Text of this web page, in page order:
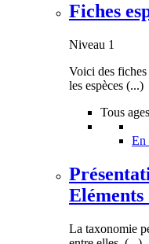
Fiches
Niveau 1
Voici des fiches
les espèces (...)
Tous ages
En
Eléments
La taxonomie